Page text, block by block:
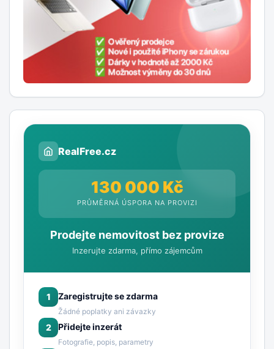
RealFree.cz
130 000 Kč
PRŮMĚRNÁ ÚSPORA NA PROVIZI
Prodejte nemovitost bez provize
Inzerujte zdarma, přímo zájemcům
1 Zaregistrujte se zdarma
Žádné poplatky ani závazky
2 Přidejte inzerát
Fotografie, popis, parametry